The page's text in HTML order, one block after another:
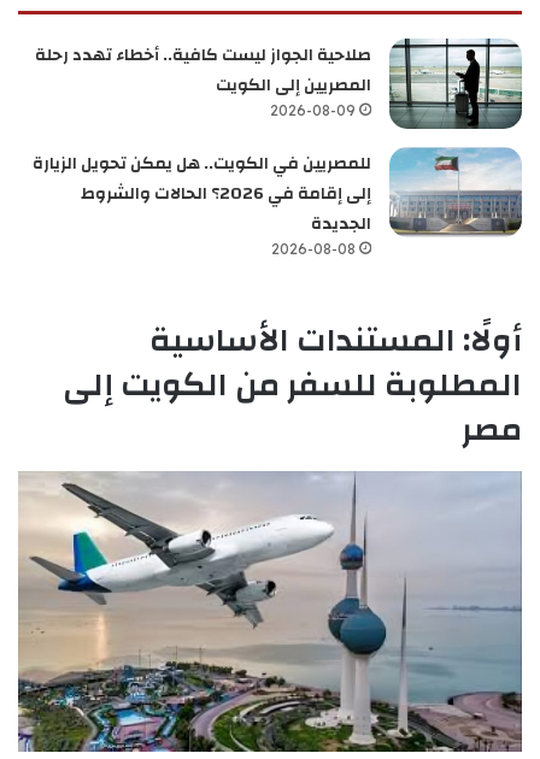
صلاحية الجواز ليست كافية.. أخطاء تهدد رحلة
المصريين إلى الكويت
2026-08-09
للمصريين في الكويت.. هل يمكن تحويل الزيارة
إلى إقامة في 2026؟ الحالات والشروط
الجديدة
2026-08-08
أولًا: المستندات الأساسية
المطلوبة للسفر من الكويت إلى
مصر